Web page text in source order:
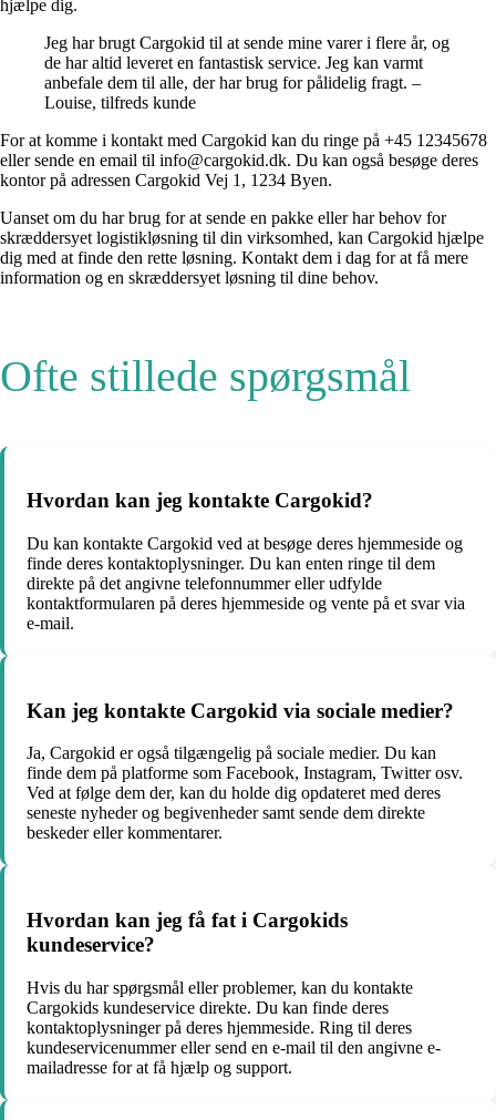
hjælpe dig.
Jeg har brugt Cargokid til at sende mine varer i flere år, og
de har altid leveret en fantastisk service. Jeg kan varmt
anbefale dem til alle, der har brug for pålidelig fragt. –
Louise, tilfreds kunde
For at komme i kontakt med Cargokid kan du ringe på +45 12345678
eller sende en email til info@cargokid.dk. Du kan også besøge deres
kontor på adressen Cargokid Vej 1, 1234 Byen.
Uanset om du har brug for at sende en pakke eller har behov for
skræddersyet logistikløsning til din virksomhed, kan Cargokid hjælpe
dig med at finde den rette løsning. Kontakt dem i dag for at få mere
information og en skræddersyet løsning til dine behov.
Ofte stillede spørgsmål
Hvordan kan jeg kontakte Cargokid?
Du kan kontakte Cargokid ved at besøge deres hjemmeside og
finde deres kontaktoplysninger. Du kan enten ringe til dem
direkte på det angivne telefonnummer eller udfylde
kontaktformularen på deres hjemmeside og vente på et svar via
e-mail.
Kan jeg kontakte Cargokid via sociale medier?
Ja, Cargokid er også tilgængelig på sociale medier. Du kan
finde dem på platforme som Facebook, Instagram, Twitter osv.
Ved at følge dem der, kan du holde dig opdateret med deres
seneste nyheder og begivenheder samt sende dem direkte
beskeder eller kommentarer.
Hvordan kan jeg få fat i Cargokids
kundeservice?
Hvis du har spørgsmål eller problemer, kan du kontakte
Cargokids kundeservice direkte. Du kan finde deres
kontaktoplysninger på deres hjemmeside. Ring til deres
kundeservicenummer eller send en e-mail til den angivne e-
mailadresse for at få hjælp og support.